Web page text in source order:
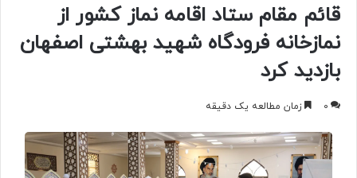
قائم مقام ستاد اقامه نماز کشور از
نمازخانه فرودگاه شهید بهشتی اصفهان
بازدید کرد
0 زمان مطالعه یک دقیقه